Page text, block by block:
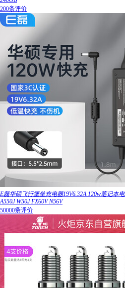
200条评价
E磊华硕飞行堡垒充电器19V6.32A 120w笔记本
A550J W50J FX60V N56V
50000条评价